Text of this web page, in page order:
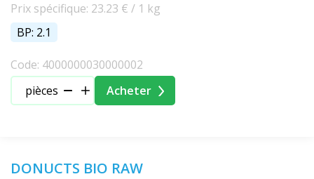
Prix spécifique: 23.23 € / 1 kg
BP: 2.1
Code: 4000000030000002
pièces
Acheter
DONUCTS BIO RAW